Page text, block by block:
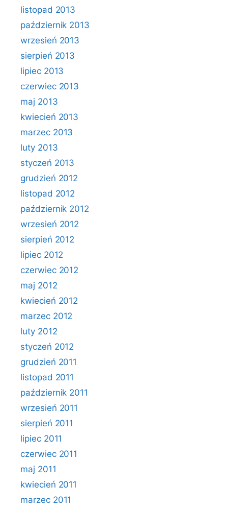
listopad 2013
październik 2013
wrzesień 2013
sierpień 2013
lipiec 2013
czerwiec 2013
maj 2013
kwiecień 2013
marzec 2013
luty 2013
styczeń 2013
grudzień 2012
listopad 2012
październik 2012
wrzesień 2012
sierpień 2012
lipiec 2012
czerwiec 2012
maj 2012
kwiecień 2012
marzec 2012
luty 2012
styczeń 2012
grudzień 2011
listopad 2011
październik 2011
wrzesień 2011
sierpień 2011
lipiec 2011
czerwiec 2011
maj 2011
kwiecień 2011
marzec 2011